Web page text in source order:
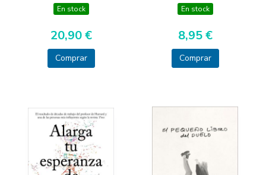
En stock
20,90 €
Comprar
En stock
8,95 €
Comprar